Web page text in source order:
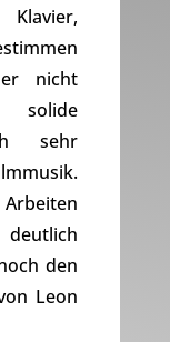
nicht
sehr
den
Leon